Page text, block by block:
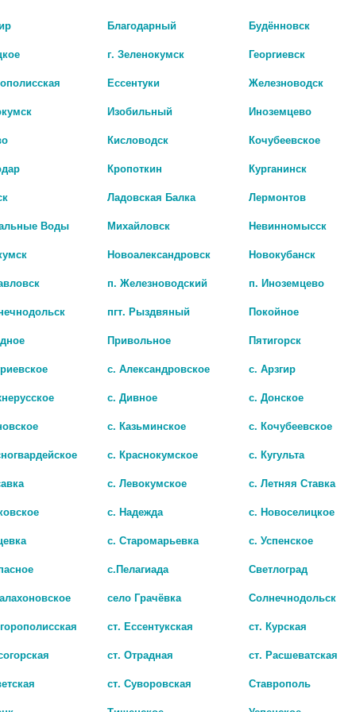
миоцитов стенок артерий резистивного
и замедляет развитие
ишемизированного миокард
БИО АГЛФ №13 г.
цена: 43 руб.
БИО АГЛФ №9 с.
Показать все ...
ВЕЛФАРМ 10 МГ №20 ТАБ. ЭНАЛАПРИЛ АЛЬФАКТИВ 5МГ
Благодарный
Будённовск
г. Зеленокумск
Георгиевск
Ессентуки
Железноводск
Изобильный
Иноземцево
Кисловодск
Кочубеевское
Кропоткин
Курганинск
Ладовская Балка
Лермонтов
Воды
Михайловск
Невинномысск
Новоалександровск
Новокубанск
п. Железноводский
п. Иноземцево
пгт. Рыздвяный
Покойное
Привольное
Пятигорск
с. Александровское
с. Арзгир
с. Дивное
с. Донское
с. Казьминское
с. Кочубеевское
с. Краснокумское
с. Кугульта
с. Левокумское
с. Летняя Ставка
с. Надежда
с. Новоселицкое
с. Старомарьевка
с. Успенское
с.Пелагиада
Светлоград
село Грачёвка
Солнечнодольск
ст. Ессентукская
ст. Курская
ст. Отрадная
ст. Расшеватская
ст. Суворовская
Ставрополь